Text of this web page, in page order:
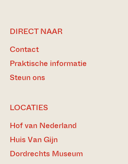
DIRECT NAAR
Contact
Praktische informatie
Steun ons
LOCATIES
Hof van Nederland
Huis Van Gijn
Dordrechts Museum